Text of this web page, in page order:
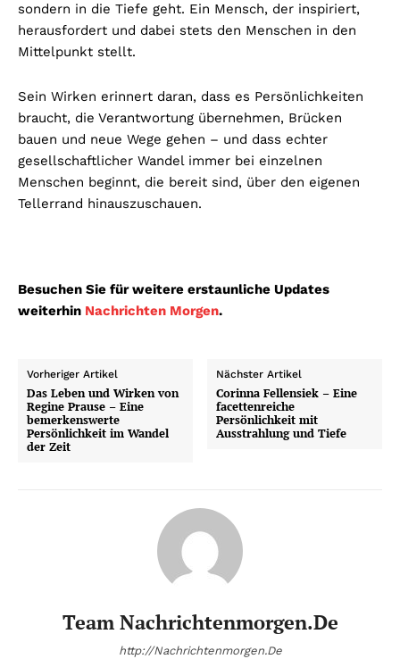
sondern in die Tiefe geht. Ein Mensch, der inspiriert,
herausfordert und dabei stets den Menschen in den
Mittelpunkt stellt.
Sein Wirken erinnert daran, dass es Persönlichkeiten
braucht, die Verantwortung übernehmen, Brücken
bauen und neue Wege gehen – und dass echter
gesellschaftlicher Wandel immer bei einzelnen
Menschen beginnt, die bereit sind, über den eigenen
Tellerrand hinauszuschauen.
Besuchen Sie für weitere erstaunliche Updates
weiterhin Nachrichten Morgen.
Vorheriger Artikel
Das Leben und Wirken von
Regine Prause – Eine
bemerkenswerte
Persönlichkeit im Wandel
der Zeit
Nächster Artikel
Corinna Fellensiek – Eine
facettenreiche
Persönlichkeit mit
Ausstrahlung und Tiefe
Team Nachrichtenmorgen.de
http://Nachrichtenmorgen.De